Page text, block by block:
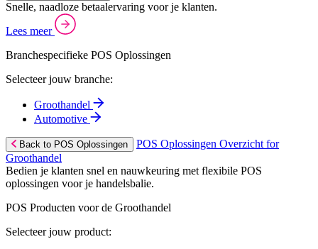
Snelle, naadloze betaalervaring voor je klanten.
Lees meer
Branchespecifieke POS Oplossingen
Selecteer jouw branche:
Groothandel
Automotive
Back to POS Oplossingen
POS Oplossingen Overzicht for
Groothandel
Bedien je klanten snel en nauwkeuring met flexibile POS
oplossingen voor je handelsbalie.
POS Producten voor de Groothandel
Selecteer jouw product: